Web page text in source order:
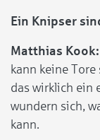
Ein Knipser
Matthias Kook:
kann keine
das wirklich ein
wundern sich,
kann.